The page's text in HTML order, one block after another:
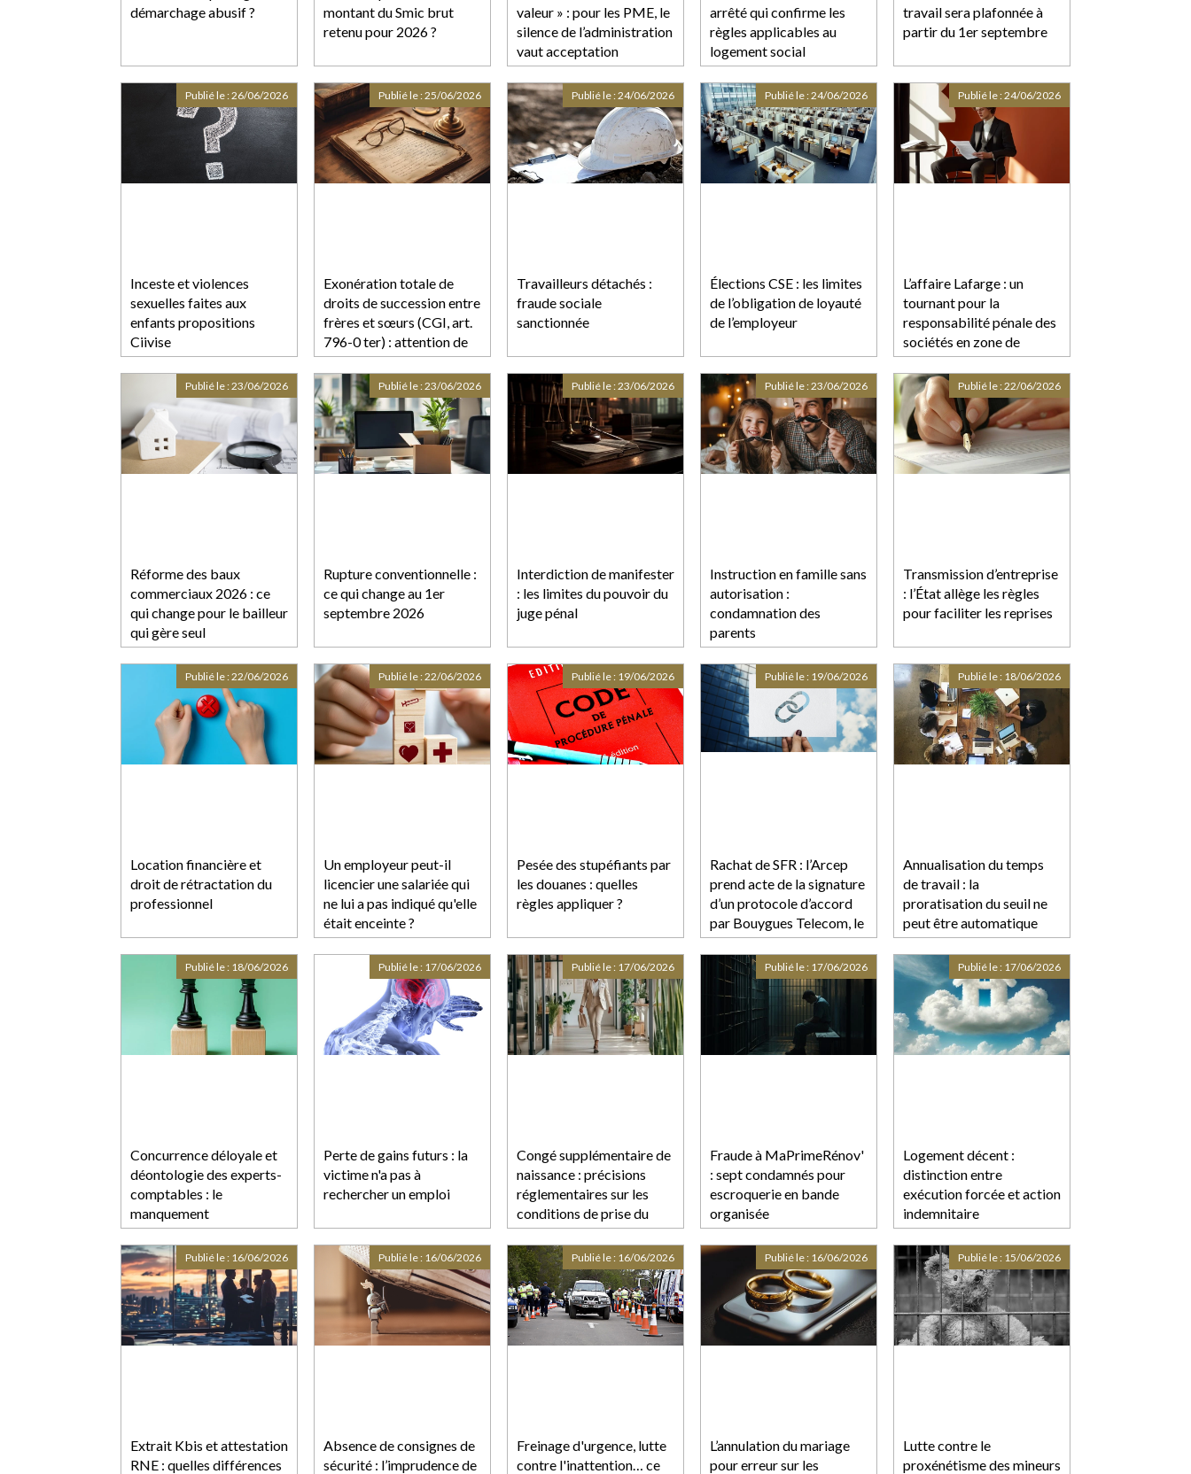
démarchage abusif ?
montant du Smic brut
retenu pour 2026 ?
valeur » : pour les PME, le
silence de l’administration
vaut acceptation
arrêté qui confirme les
règles applicables au
logement social
travail sera plafonnée à
partir du 1er septembre
Inceste et violences
sexuelles faites aux
enfants propositions
Ciivise
Publié le :26/06/2026
Exonération totale de
droits de succession entre
frères et sœurs (CGI, art.
796-0 ter) : attention de
ne pas confondre
« domicile commun » et
« résidence commune »
Publié le :25/06/2026
Travailleurs détachés :
fraude sociale
sanctionnée
Publié le :24/06/2026
Élections CSE : les limites
de l’obligation de loyauté
de l’employeur
Publié le :24/06/2026
L’affaire Lafarge : un
tournant pour la
responsabilité pénale des
sociétés en zone de
conflit
Publié le :24/06/2026
Réforme des baux
commerciaux 2026 : ce
qui change pour le bailleur
qui gère seul
Publié le :23/06/2026
Rupture conventionnelle :
ce qui change au 1er
septembre 2026
Publié le :23/06/2026
Interdiction de manifester
: les limites du pouvoir du
juge pénal
Publié le :23/06/2026
Instruction en famille sans
autorisation :
condamnation des
parents
Publié le :23/06/2026
Transmission d’entreprise
: l’État allège les règles
pour faciliter les reprises
Publié le :22/06/2026
Location financière et
droit de rétractation du
professionnel
Publié le :22/06/2026
Un employeur peut-il
licencier une salariée qui
ne lui a pas indiqué qu'elle
était enceinte ?
Publié le :22/06/2026
Pesée des stupéfiants par
les douanes : quelles
règles appliquer ?
Publié le : 19/06/2026
Rachat de SFR : l’Arcep
prend acte de la signature
d’un protocole d’accord
par Bouygues Telecom, le
groupe Iliad et Orange
Publié le : 19/06/2026
Annualisation du temps
de travail : la
proratisation du seuil ne
peut être automatique
Publié le : 18/06/2026
Concurrence déloyale et
déontologie des experts-
comptables : le
manquement
déontologique ne suffit
pas à lui seul
Publié le : 18/06/2026
Perte de gains futurs : la
victime n'a pas à
rechercher un emploi
Publié le : 17/06/2026
Congé supplémentaire de
naissance : précisions
réglementaires sur les
conditions de prise du
congé
Publié le : 17/06/2026
Fraude à MaPrimeRénov'
: sept condamnés pour
escroquerie en bande
organisée
Publié le : 17/06/2026
Logement décent :
distinction entre
exécution forcée et action
indemnitaire
Publié le : 17/06/2026
Extrait Kbis et attestation
RNE : quelles différences
Publié le : 16/06/2026
Absence de consignes de
sécurité : l’imprudence de
Publié le : 16/06/2026
Freinage d'urgence, lutte
contre l'inattention… ce
Publié le : 16/06/2026
L’annulation du mariage
pour erreur sur les
Publié le : 16/06/2026
Lutte contre le
proxénétisme des mineurs
Publié le : 15/06/2026